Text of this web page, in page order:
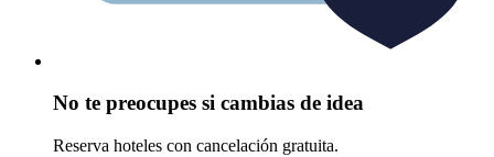
No te preocupes si cambias de idea
Reserva hoteles con cancelación gratuita.